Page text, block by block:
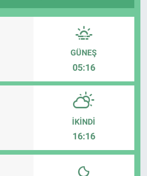
GÜNEŞ
05:16
İKINDI
16:16